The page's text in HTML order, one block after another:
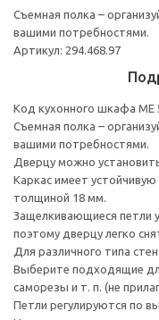
Съемная полка –
вашими потребностями.
Артикул: 294.468.97
Код кухонного шкафа ME
Съемная полка –
вашими потребностями.
Дверцу можно установить
Каркас имеет
толщиной 18 мм.
Защелкивающиеся петли
поэтому дверцу легко
Для различного типа
Выберите подходящие
саморезы и т. п. (не
Петли регулируются по